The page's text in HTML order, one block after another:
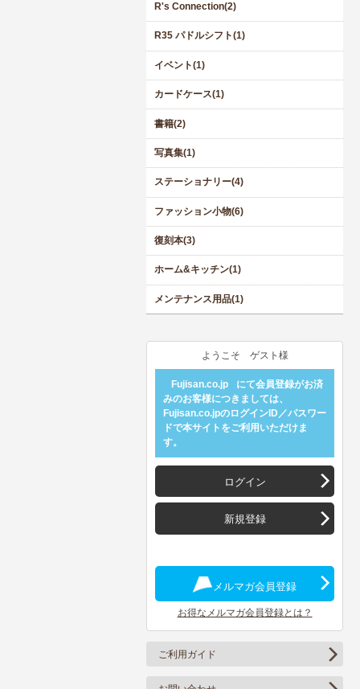
R's Connection(2)
R35 パドルシフト(1)
イベント(1)
カードケース(1)
書籍(2)
写真集(1)
ステーショナリー(4)
ファッション小物(6)
復刻本(3)
ホーム&キッチン(1)
メンテナンス用品(1)
ようこそ ゲスト様
Fujisan.co.jp
にて会員登録がお済
みのお客様につきましては、
Fujisan.co.jpのログインID／パスワー
ドで本サイトをご利用いただけま
す。
ログイン
新規登録
メルマガ会員登録
お得なメルマガ会員登録とは？
ご利用ガイド